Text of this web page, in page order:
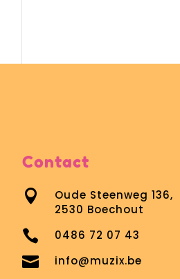
Contact

Oude Steenweg 136,
2530 Boechout
 0486 72 07 43
 info@muzix.be